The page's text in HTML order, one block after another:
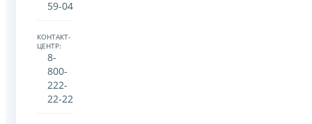
59-04
КОНТАКТ-
ЦЕНТР:
8-
800-
222-
22-22